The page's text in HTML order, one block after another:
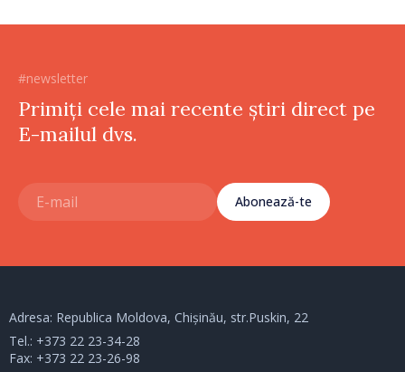
#newsletter
Primiți cele mai recente știri direct pe
E-mailul dvs.
Abonează-te
Adresa: Republica Moldova, Chișinău, str.Puskin, 22
Tel.: +373 22 23-34-28
Fax: +373 22 23-26-98